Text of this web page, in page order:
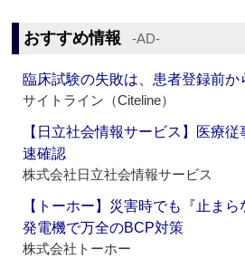
おすすめ情報 ‐AD‐
臨床試験の失敗は、患者登録前か
サイトライン（Citeline）
【日立社会情報サービス】医療
速確認
株式会社日立社会情報サービス
【トーホー】災害時でも『止ま
発電機で万全のBCP対策
株式会社トーホー